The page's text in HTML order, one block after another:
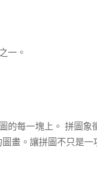
一。
每一塊上。 拼圖
畫。讓拼圖不只是一